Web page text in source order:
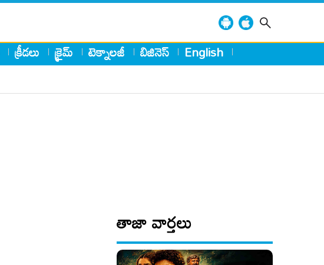
క్రీడలు క్రైమ్ టెక్నాలజీ బిజినెస్ English
తాజా వార్తలు